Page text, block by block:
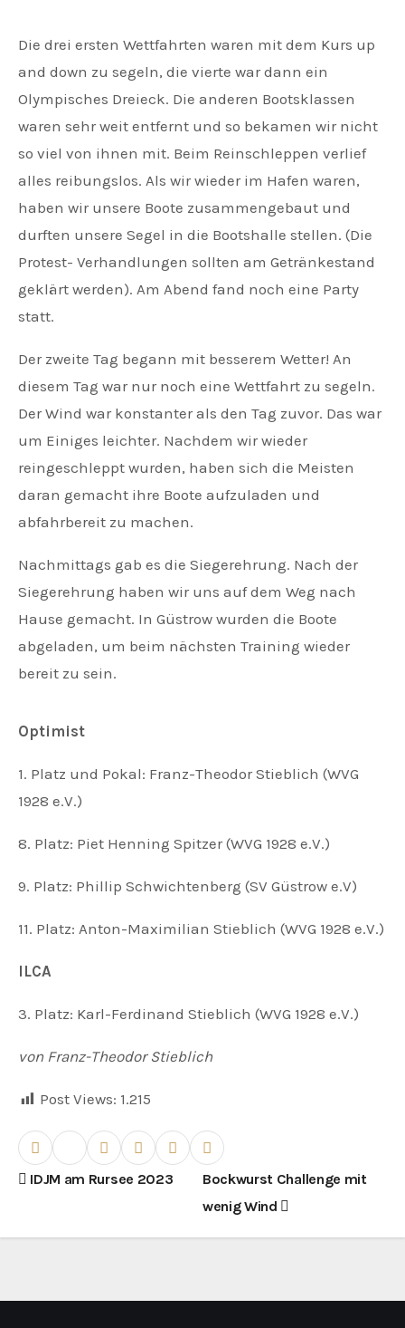
Die drei ersten Wettfahrten waren mit dem Kurs up
and down zu segeln, die vierte war dann ein
Olympisches Dreieck. Die anderen Bootsklassen
waren sehr weit entfernt und so bekamen wir nicht
so viel von ihnen mit. Beim Reinschleppen verlief
alles reibungslos. Als wir wieder im Hafen waren,
haben wir unsere Boote zusammengebaut und
durften unsere Segel in die Bootshalle stellen. (Die
Protest- Verhandlungen sollten am Getränkestand
geklärt werden). Am Abend fand noch eine Party
statt.
Der zweite Tag begann mit besserem Wetter! An
diesem Tag war nur noch eine Wettfahrt zu segeln.
Der Wind war konstanter als den Tag zuvor. Das war
um Einiges leichter. Nachdem wir wieder
reingeschleppt wurden, haben sich die Meisten
daran gemacht ihre Boote aufzuladen und
abfahrbereit zu machen.
Nachmittags gab es die Siegerehrung. Nach der
Siegerehrung haben wir uns auf dem Weg nach
Hause gemacht. In Güstrow wurden die Boote
abgeladen, um beim nächsten Training wieder
bereit zu sein.
Optimist
1. Platz und Pokal: Franz-Theodor Stieblich (WVG
1928 e.V.)
8. Platz: Piet Henning Spitzer (WVG 1928 e.V.)
9. Platz: Phillip Schwichtenberg (SV Güstrow e.V)
11. Platz: Anton-Maximilian Stieblich (WVG 1928 e.V.)
ILCA
3. Platz: Karl-Ferdinand Stieblich (WVG 1928 e.V.)
von Franz-Theodor Stieblich
Post Views: 1.215
B
t
IDJM am Rursee 2023
Bockwurst Challenge mit
wenig Wind